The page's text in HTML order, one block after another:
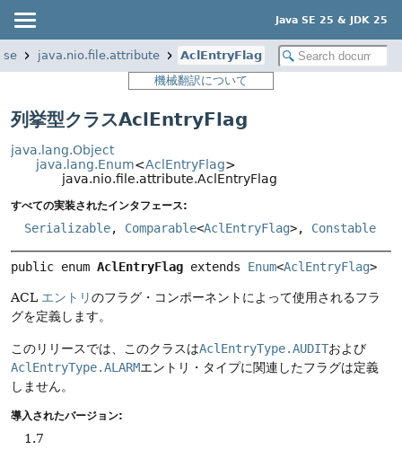
Java SE 25 & JDK 25
java.nio.file.attribute
AclEntryFlag
機械翻訳について
列挙型クラスAclEntryFlag
java.lang.Object
java.lang.Enum<AclEntryFlag>
java.nio.file.attribute.AclEntryFlag
すべての実装されたインタフェース:
Serializable, Comparable<AclEntryFlag>, Constable
public enum AclEntryFlag extends Enum<AclEntryFlag>
ACL エントリのフラグ・コンポーネントによって使用されるフラ
グを定義します。
このリリースでは、このクラスはAclEntryType.AUDITおよび
AclEntryType.ALARMエントリ・タイプに関連したフラグは定義
しません。
導入されたバージョン:
1.7